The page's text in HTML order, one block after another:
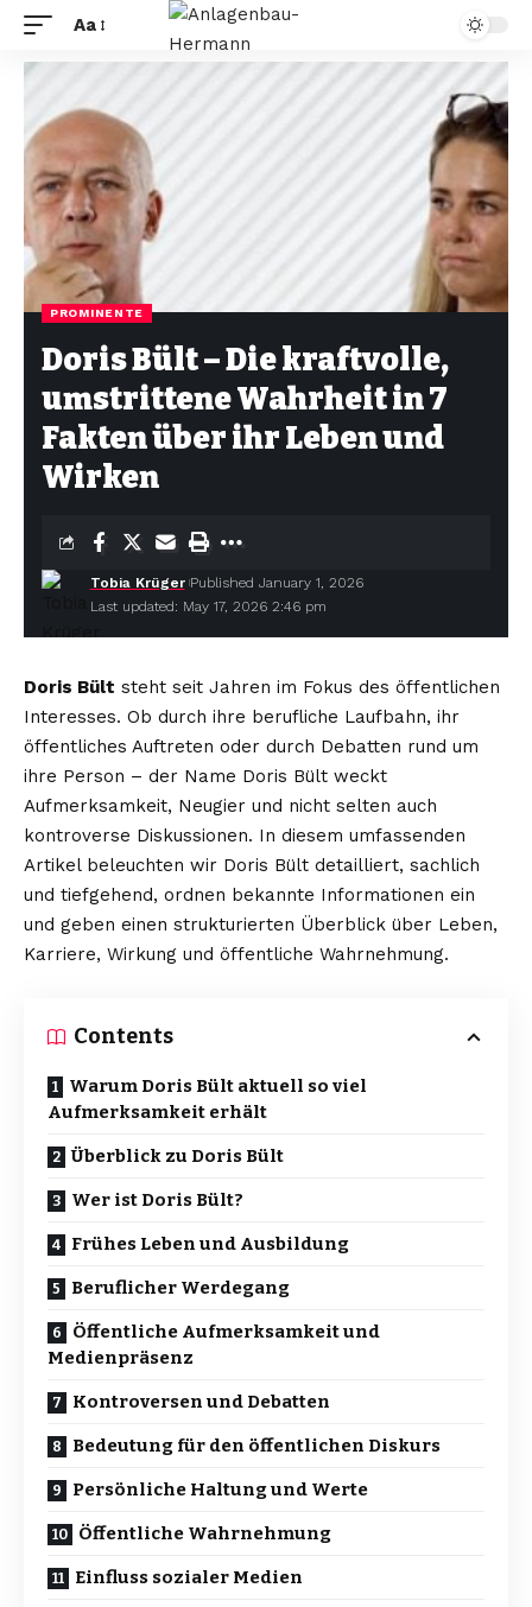
Aa
PROMINENTE
Doris Bült – Die kraftvolle,
umstrittene Wahrheit in 7
Fakten über ihr Leben und
Wirken
Last updated: May 17, 2026 2:46 pm
Tobia Krüger Published January 1, 2026
Doris Bült steht seit Jahren im Fokus des öffentlichen
Interesses. Ob durch ihre berufliche Laufbahn, ihr
öffentliches Auftreten oder durch Debatten rund um
ihre Person – der Name Doris Bült weckt
Aufmerksamkeit, Neugier und nicht selten auch
kontroverse Diskussionen. In diesem umfassenden
Artikel beleuchten wir Doris Bült detailliert, sachlich
und tiefgehend, ordnen bekannte Informationen ein
und geben einen strukturierten Überblick über Leben,
Karriere, Wirkung und öffentliche Wahrnehmung.
Contents
Warum Doris Bült aktuell so viel
Aufmerksamkeit erhält
Überblick zu Doris Bült
Wer ist Doris Bült?
Frühes Leben und Ausbildung
Beruflicher Werdegang
Öffentliche Aufmerksamkeit und
Medienpräsenz
Kontroversen und Debatten
Bedeutung für den öffentlichen Diskurs
Persönliche Haltung und Werte
Öffentliche Wahrnehmung
Einfluss sozialer Medien